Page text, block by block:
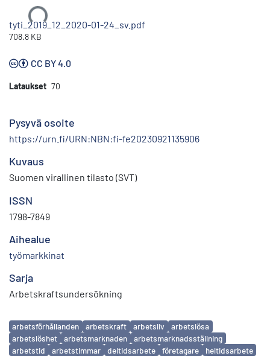
Ladataan...
tyti_2019_12_2020-01-24_sv.pdf
708.8 KB
CC BY 4.0
Lataukset 70
Pysyvä osoite
https://urn.fi/URN:NBN:fi-fe20230921135906
Kuvaus
Suomen virallinen tilasto (SVT)
ISSN
1798-7849
Aihealue
työmarkkinat
Sarja
Arbetskraftsundersökning
Avainsanat
arbetsförhållanden arbetskraft arbetsliv
arbetslösa
arbetslöshet
arbetsmarknaden
arbetsmarknadsställning
arbetstid
arbetstimmar deltidsarbete företagare
heltidsarbete